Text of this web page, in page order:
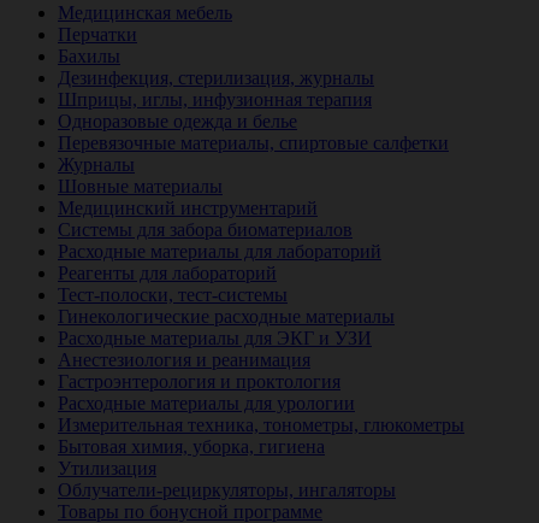
Медицинская мебель
Перчатки
Бахилы
Дезинфекция, стерилизация, журналы
Шприцы, иглы, инфузионная терапия
Одноразовые одежда и белье
Перевязочные материалы, спиртовые салфетки
Журналы
Шовные материалы
Медицинский инструментарий
Системы для забора биоматериалов
Расходные материалы для лабораторий
Реагенты для лабораторий
Тест-полоски, тест-системы
Гинекологические расходные материалы
Расходные материалы для ЭКГ и УЗИ
Анестезиология и реанимация
Гастроэнтерология и проктология
Расходные материалы для урологии
Измерительная техника, тонометры, глюкометры
Бытовая химия, уборка, гигиена
Утилизация
Облучатели-рециркуляторы, ингаляторы
Товары по бонусной программе